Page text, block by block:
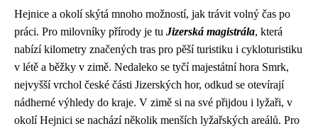
Hejnice a okolí skýtá mnoho možností, jak trávit volný čas po
práci. Pro milovníky přírody je tu Jizerská magistrála, která
nabízí kilometry značených tras pro pěší turistiku i cykloturistiku
v létě a běžky v zimě. Nedaleko se tyčí majestátní hora Smrk,
nejvyšší vrchol české části Jizerských hor, odkud se otevírají
nádherné výhledy do kraje. V zimě si na své přijdou i lyžaři, v
okolí Hejnici se nachází několik menších lyžařských areálů. Pro